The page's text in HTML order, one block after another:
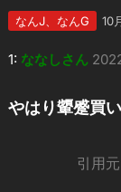
なんJ、なんG 10
1: ななしさん
やはり顰蹙買
引用